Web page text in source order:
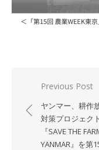
稿
ナ
Previous Post
ヤンマー、耕作
対策プロジェクト
『SAVE THE
YANMAR』を第